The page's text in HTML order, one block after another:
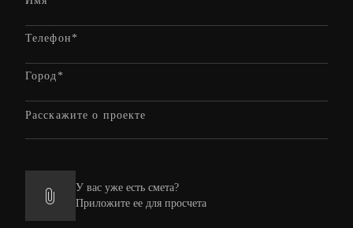
У вас уже есть смета?
Приложите ее для просчета